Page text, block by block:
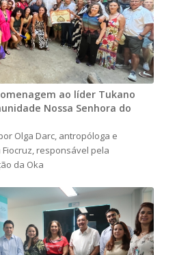
ao líder Tukano
Nossa Senhora do
Olga Darc, antropóloga e
responsável pela
da Oka